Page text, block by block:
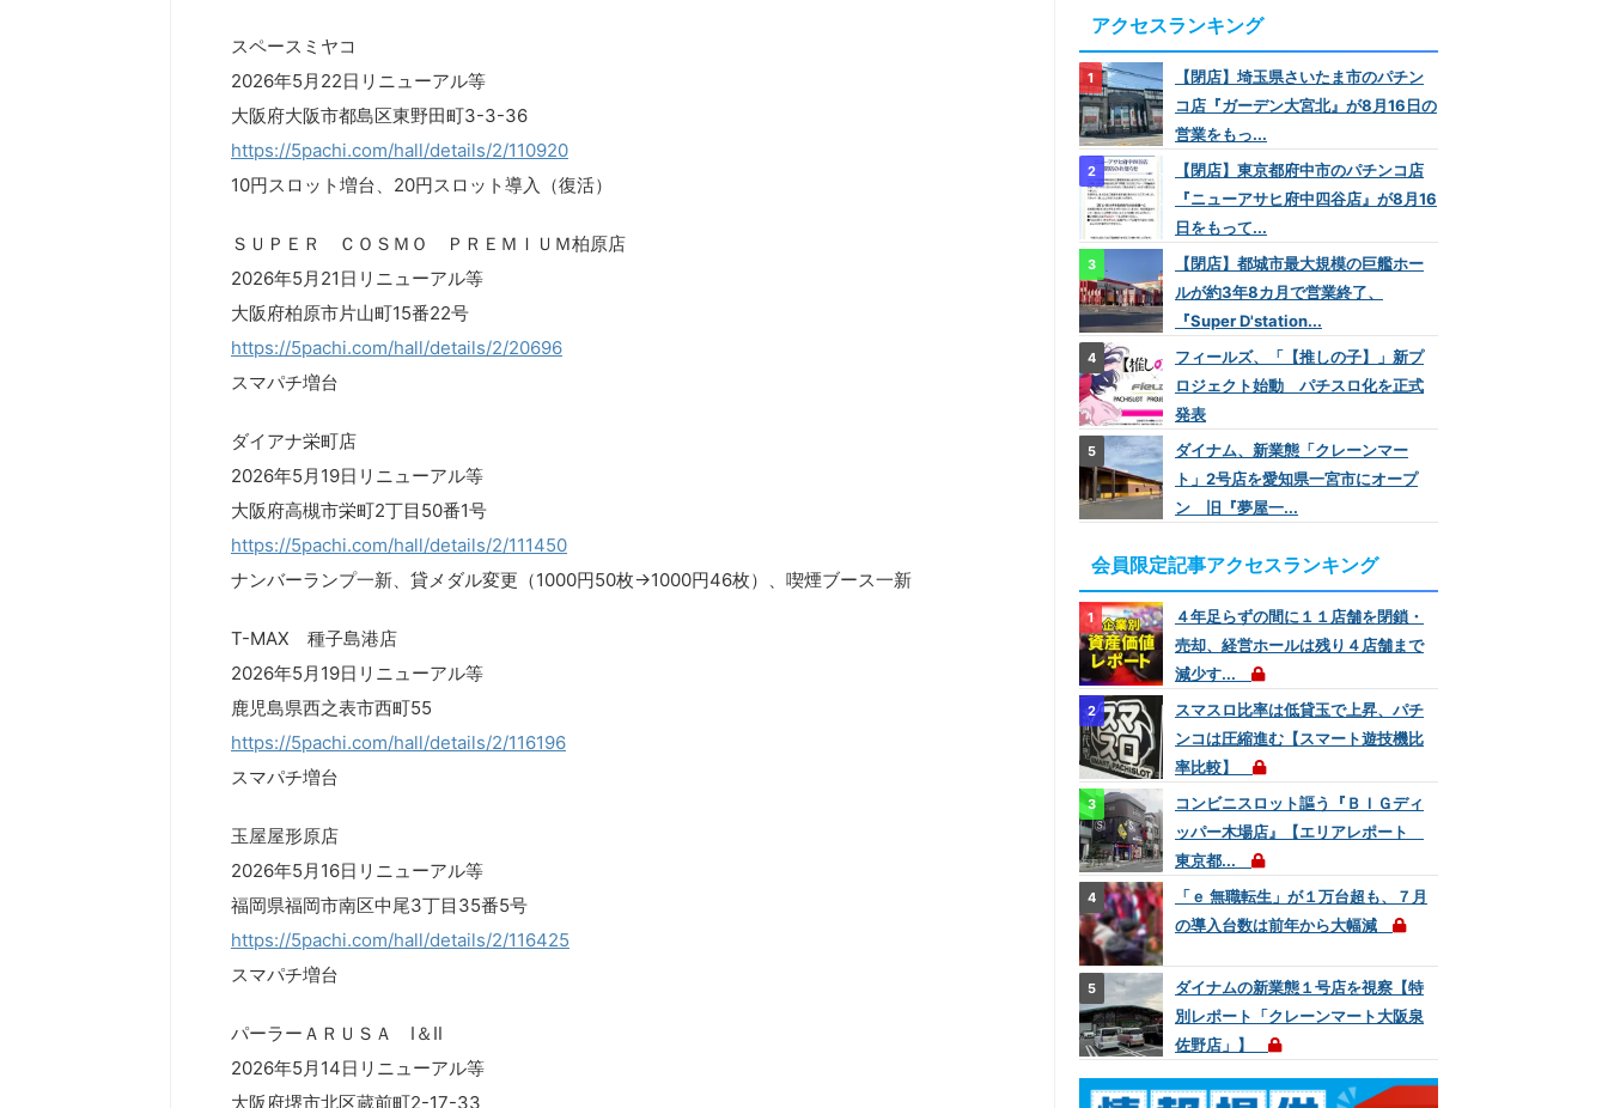
スペースミヤコ
2026年5月22日リニューアル等
大阪府大阪市都島区東野田町3-3-36
https://5pachi.com/hall/details/2/110920
10円スロット増台、20円スロット導入（復活）
ＳＵＰＥＲ ＣＯＳＭＯ ＰＲＥＭＩＵＭ柏原店
2026年5月21日リニューアル等
大阪府柏原市片山町15番22号
https://5pachi.com/hall/details/2/20696
スマパチ増台
ダイアナ栄町店
2026年5月19日リニューアル等
大阪府高槻市栄町2丁目50番1号
https://5pachi.com/hall/details/2/111450
ナンバーランプ一新、貸メダル変更（1000円50枚→1000円46枚）、喫煙ブース一新
T-MAX 種子島港店
2026年5月19日リニューアル等
鹿児島県西之表市西町55
https://5pachi.com/hall/details/2/116196
スマパチ増台
玉屋屋形原店
2026年5月16日リニューアル等
福岡県福岡市南区中尾3丁目35番5号
https://5pachi.com/hall/details/2/116425
スマパチ増台
パーラーＡＲＵＳＡ Ⅰ＆Ⅱ
2026年5月14日リニューアル等
大阪府堺市北区蔵前町2-17-33
アクセスランキング
【閉店】埼玉県さいたま市のパチン
コ店『ガーデン大宮北』が8月16日の
営業をもっ...
【閉店】東京都府中市のパチンコ店
『ニューアサヒ府中四谷店』が8月16
日をもって...
【閉店】都城市最大規模の巨艦ホー
ルが約3年8カ月で営業終了、
『Super D'station...
フィールズ、「【推しの子】」新プ
ロジェクト始動 パチスロ化を正式
発表
ダイナム、新業態「クレーンマー
ト」2号店を愛知県一宮市にオープ
ン 旧『夢屋一...
会員限定記事アクセスランキング
４年足らずの間に１１店舗を閉鎖・
売却、経営ホールは残り４店舗まで
減少す...
スマスロ比率は低貸玉で上昇、パチ
ンコは圧縮進む【スマート遊技機比
率比較】
コンビニスロット謳う『ＢＩＧディ
ッパー木場店』【エリアレポート
東京都...
「ｅ 無職転生」が１万台超も、７月
の導入台数は前年から大幅減
ダイナムの新業態１号店を視察【特
別レポート「クレーンマート大阪泉
佐野店」】